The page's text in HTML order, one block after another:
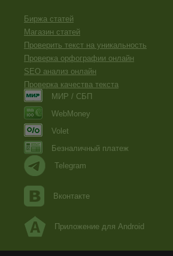
Биржа статей
Магазин статей
Проверить текст на уникальность
Проверка орфографии онлайн
SEO анализ онлайн
Проверка качества текста
МИР / СБП
WebMoney
Volet
Безналичный платеж
Telegram
Вконтакте
Приложение для Android